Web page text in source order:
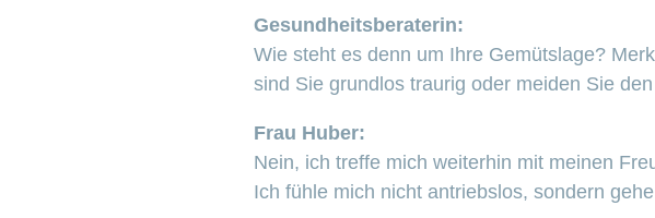
Gesundheitsberaterin:
Wie steht es denn um Ihre Gemütslage?
sind Sie grundlos traurig oder meiden Sie
Frau Huber:
Nein, ich treffe mich weiterhin mit meinen
Ich fühle mich nicht antriebslos, sondern